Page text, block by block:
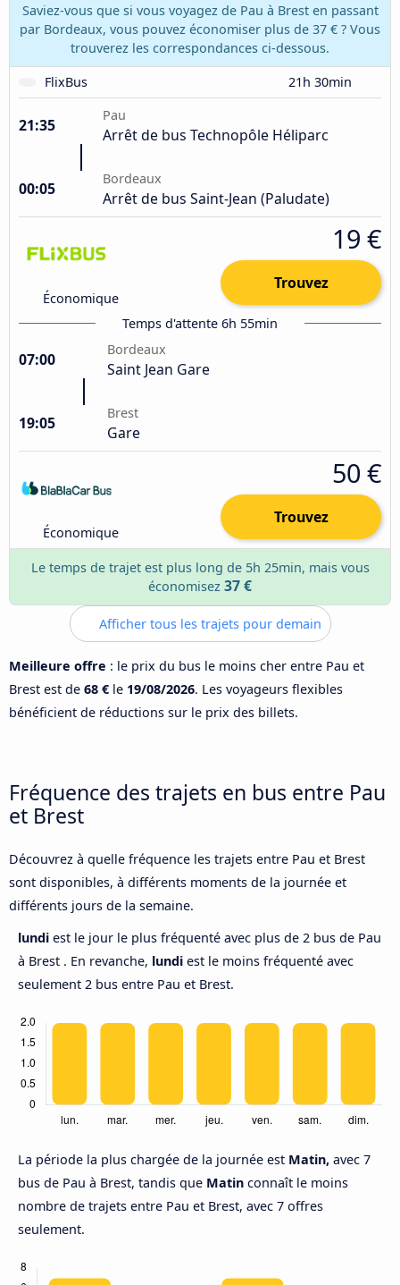
Saviez-vous que si vous voyagez de Pau à Brest en passant
par Bordeaux, vous pouvez économiser plus de 37 € ? Vous
trouverez les correspondances ci-dessous.
FlixBus
21h 30min
21:35
Pau
Arrêt de bus Technopôle Héliparc
00:05
Bordeaux
Arrêt de bus Saint-Jean (Paludate)
Économique
19 €
Trouvez
Temps d'attente 6h 55min
07:00
Bordeaux
Saint Jean Gare
19:05
Brest
Gare
Économique
50 €
Trouvez
Le temps de trajet est plus long de 5h 25min, mais vous
économisez 37 €
Afficher tous les trajets pour demain
Meilleure offre : le prix du bus le moins cher entre Pau et
Brest est de 68 € le 19/08/2026. Les voyageurs flexibles
bénéficient de réductions sur le prix des billets.
Fréquence des trajets en bus entre Pau
et Brest
Découvrez à quelle fréquence les trajets entre Pau et Brest
sont disponibles, à différents moments de la journée et
différents jours de la semaine.
lundi est le jour le plus fréquenté avec plus de 2 bus de Pau
à Brest . En revanche, lundi est le moins fréquenté avec
seulement 2 bus entre Pau et Brest.
La période la plus chargée de la journée est Matin, avec 7
bus de Pau à Brest, tandis que Matin connaît le moins
nombre de trajets entre Pau et Brest, avec 7 offres
seulement.